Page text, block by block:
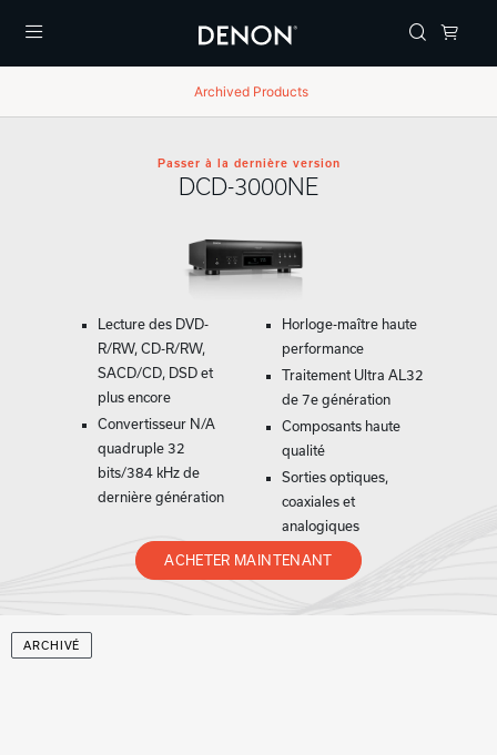
Archived Products
Passer à la dernière version
DCD-3000NE
Lecture des DVD-
R/RW, CD-R/RW,
SACD/CD, DSD et
plus encore
Convertisseur N/A
quadruple 32
bits/384 kHz de
dernière génération
Horloge-maître haute
performance
Traitement Ultra AL32
de 7e génération
Composants haute
qualité
Sorties optiques,
coaxiales et
analogiques
ACHETER MAINTENANT
ARCHIVÉ